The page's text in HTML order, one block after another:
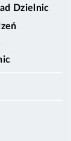
Dzielnic